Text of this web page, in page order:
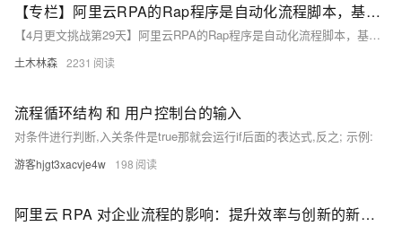
【专栏】阿里云RPA的Rap程序是自动化流程脚本，基于AI和机器学习，实现业务流程自动化
【4月更文挑战第29天】阿里云RPA的Rap程序是自动化流程脚本，基于AI和机器学习，实现业务流程自动化。具有灵活性、易用性、高效稳定和智能学习等特点。广泛应用于财务、人力资源、客服和供应链等领域，未来将与AI深度融合，跨平台应用，行业定制化，并构建完善生态，助力企业效率提升和创新。
土木林森 2231
流程循环结构 和 用户控制台的输入
对条件进行判断,入关条件是true那就会运行if后面的表达式,反之; 示例:
游客hjgt3xacvje4w 198
阿里云 RPA 对企业流程的影响：提升效率与创新的新利器